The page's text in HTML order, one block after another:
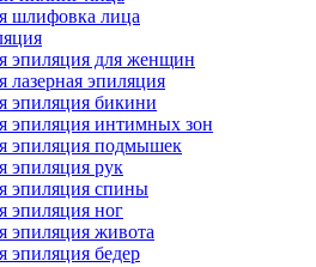
шлифовка лица
эпиляция для женщин
лазерная эпиляция
эпиляция бикини
эпиляция интимных зон
эпиляция подмышек
эпиляция рук
эпиляция спины
эпиляция ног
эпиляция живота
эпиляция бедер